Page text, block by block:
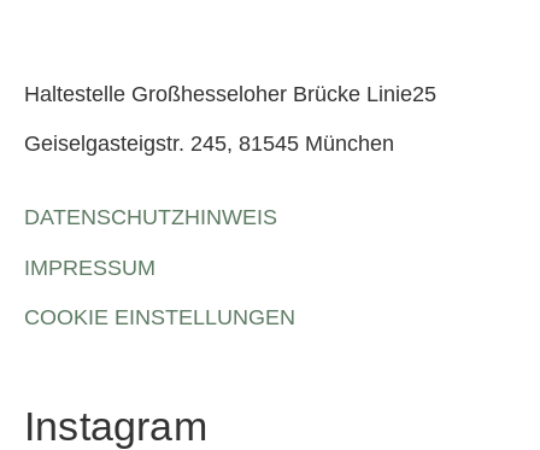
Haltestelle Großhesseloher Brücke Linie25
Geiselgasteigstr. 245, 81545 München
DATENSCHUTZHINWEIS
IMPRESSUM
COOKIE EINSTELLUNGEN
Instagram